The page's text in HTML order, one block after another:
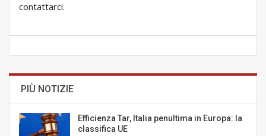
contattarci.
PIÙ NOTIZIE
Efficienza Tar, Italia penultima in Europa: la
classifica UE